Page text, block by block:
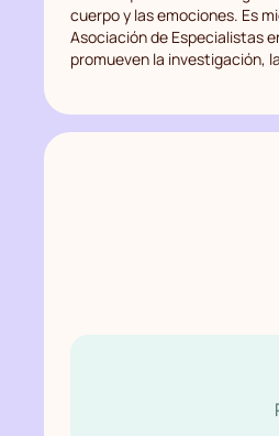
cuerpo y las emociones. Es
Asociación de Especialistas
promueven la investigación,